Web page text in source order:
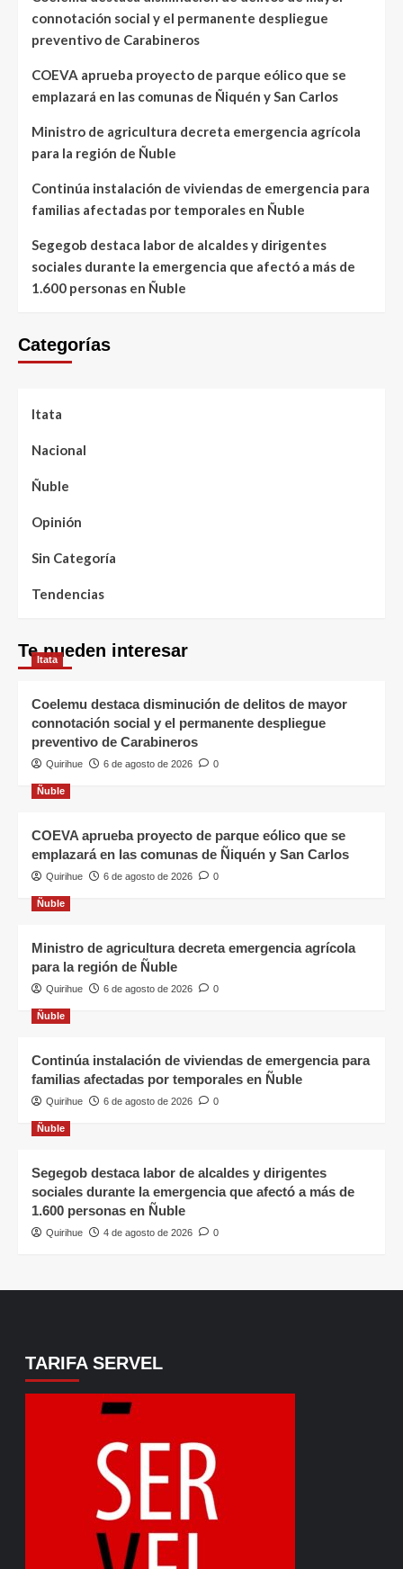
connotación social y el permanente despliegue
preventivo de Carabineros
COEVA aprueba proyecto de parque eólico que se
emplazará en las comunas de Ñiquén y San Carlos
Ministro de agricultura decreta emergencia agrícola
para la región de Ñuble
Continúa instalación de viviendas de emergencia para
familias afectadas por temporales en Ñuble
Segegob destaca labor de alcaldes y dirigentes
sociales durante la emergencia que afectó a más de
1.600 personas en Ñuble
Categorías
Itata
Nacional
Ñuble
Opinión
Sin Categoría
Tendencias
Te pueden interesar
Itata
Coelemu destaca disminución de delitos de mayor
connotación social y el permanente despliegue
preventivo de Carabineros
Quirihue 6 de agosto de 2026 0
Ñuble
COEVA aprueba proyecto de parque eólico que se
emplazará en las comunas de Ñiquén y San Carlos
Quirihue 6 de agosto de 2026 0
Ñuble
Ministro de agricultura decreta emergencia agrícola
para la región de Ñuble
Quirihue 6 de agosto de 2026 0
Ñuble
Continúa instalación de viviendas de emergencia para
familias afectadas por temporales en Ñuble
Quirihue 6 de agosto de 2026 0
Ñuble
Segegob destaca labor de alcaldes y dirigentes
sociales durante la emergencia que afectó a más de
1.600 personas en Ñuble
Quirihue 4 de agosto de 2026 0
TARIFA SERVEL